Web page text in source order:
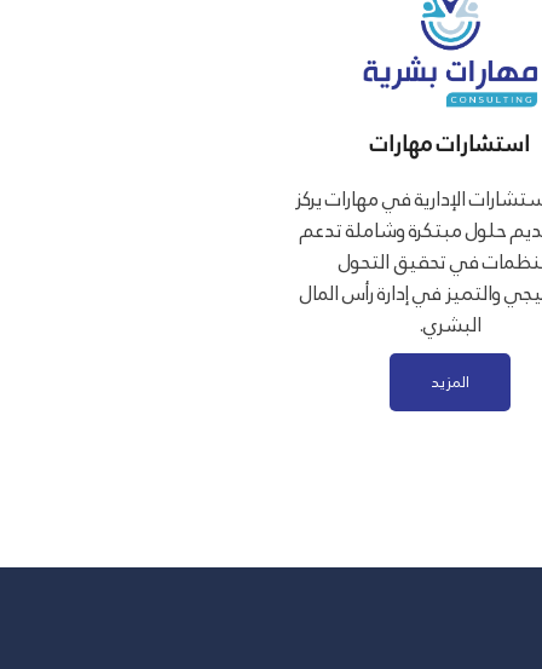
استشارات مهارات
الإدارية في مهارات يركز
حلول مبتكرة وشاملة تدعم
في تحقيق التحول
والتميز في إدارة رأس المال
البشري.
المزيد